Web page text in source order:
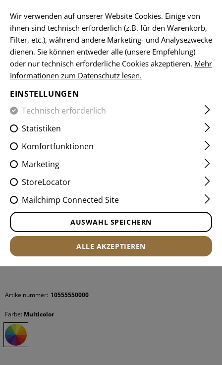
HOME EQUIPMENT ABZEICHEN WOVEN
POLAND FLAG PATCH
Artikelnummer: 10555550000
Farbe: Multicolor
Wir verwenden auf unserer Website Cookies. Einige von
ihnen sind technisch erforderlich (z.B. für den Warenkorb,
Filter, etc.), während andere Marketing- und Analysezwecke
dienen. Sie können entweder alle (unsere Empfehlung)
oder nur technisch erforderliche Cookies akzeptieren. Mehr
Informationen zum Datenschutz lesen.
EINSTELLUNGEN
Technisch erforderlich
Statistiken
Komfortfunktionen
Marketing
StoreLocator
Mailchimp Connected Site
AUSWAHL SPEICHERN
ALLE AKZEPTIEREN